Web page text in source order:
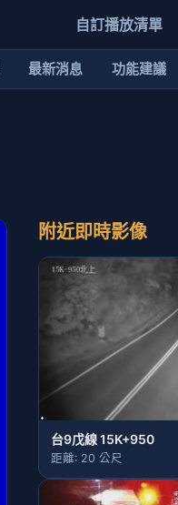
自訂播放清單
最新消息 功能建議
附近即時影像
台9戊線 15K+950
距離: 20 公尺